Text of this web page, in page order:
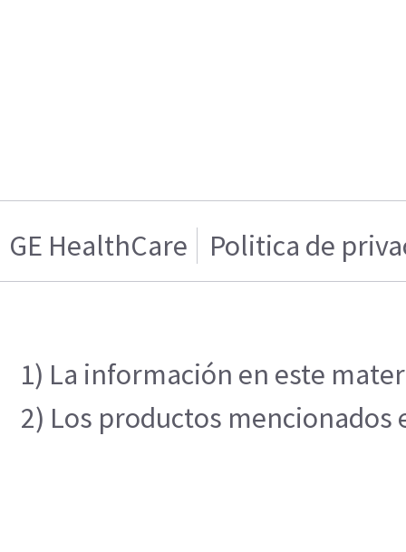
GE HealthCare Politica de
1) La información en este
2) Los productos